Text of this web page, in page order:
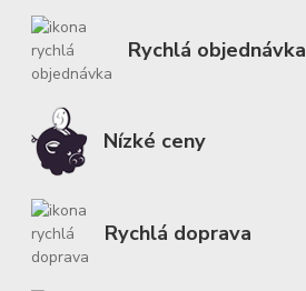
Rychlá objednávka
Nízké ceny
Rychlá doprava